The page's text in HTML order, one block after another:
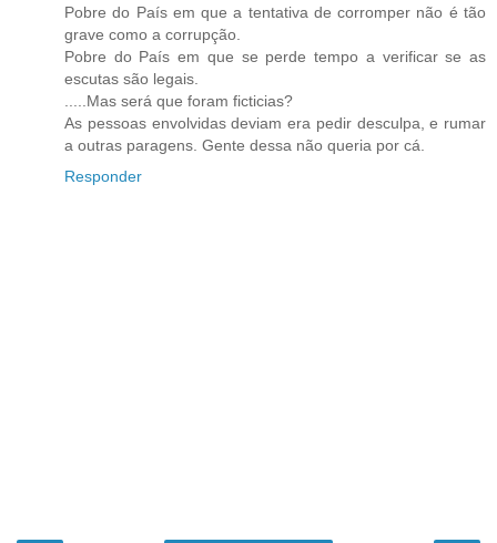
Pobre do País em que a tentativa de corromper não é tão
grave como a corrupção.
Pobre do País em que se perde tempo a verificar se as
escutas são legais.
.....Mas será que foram ficticias?
As pessoas envolvidas deviam era pedir desculpa, e rumar
a outras paragens. Gente dessa não queria por cá.
Responder